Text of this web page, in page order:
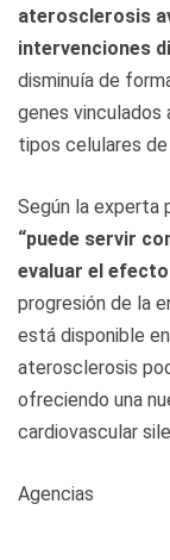
aterosclerosis
intervenciones
disminuía de
genes vinculados
tipos celulares de
Según la experta
“puede servir
evaluar el
progresión de la
está disponible
aterosclerosis
ofreciendo una
cardiovascular
Agencias